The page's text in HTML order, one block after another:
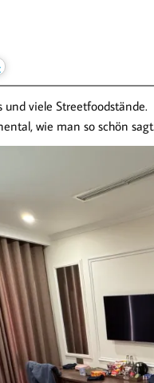
und viele Streetfoodstände.
wie man so schön